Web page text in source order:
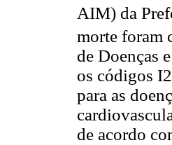
AIM) da
morte foram
de Doenças
os códigos
para as
de acordo